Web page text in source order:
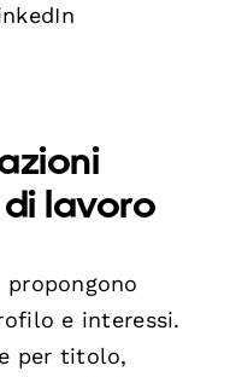
lavoro
e interessi.
per titolo,